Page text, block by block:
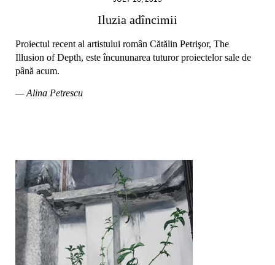
Iluzia adîncimii
Proiectul recent al artistului român Cătălin Petrişor, The
Illusion of Depth, este încununarea tuturor proiectelor sale de
până acum.
— Alina Petrescu